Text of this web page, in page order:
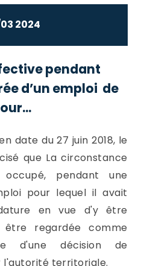
2024
pendant
d’un emploi de
date du 27 juin 2018, le
que La circonstance
pendant une
pour lequel il avait
en vue d'y être
regardée comme
d'une décision de
l'autorité territoriale.